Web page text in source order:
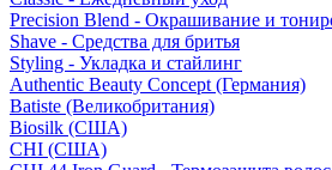
Precision Blend - Окрашивание и
Shave - Средства для бритья
Styling - Укладка и стайлинг
Authentic Beauty Concept (Германия)
Batiste (Великобритания)
Biosilk (США)
CHI (США)